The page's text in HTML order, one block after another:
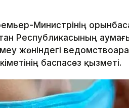
Министрінің
Республикасының
жөніндегі
баспасөз қызметі.